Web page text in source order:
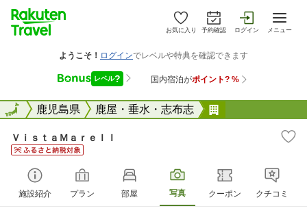
お気に入り 予約確認 ログイン メニュー
全国鹿児島県 鹿屋・垂水・志布志
全国
ＶｉｓｔａＭａｒｅＩＩ
施設紹介 プラン 部屋 写真 クーポン クチコミ